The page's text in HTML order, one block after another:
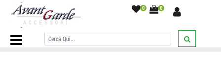
0 0
Home Page/SCIARPE/Sciarpe Tinta Unita/Sciarpa pasmina donna
con balza di borchie oro sciarpa beige cuoio con borchie